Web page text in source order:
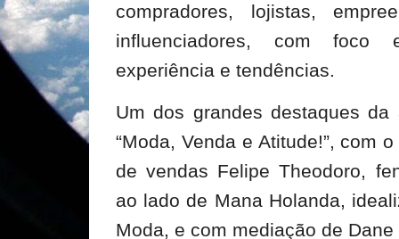
compradores, lojistas,
influenciadores, com foco
experiência e tendências.
Um dos grandes destaques
“Moda, Venda e Atitude!”, com
de vendas Felipe Theodoro,
ao lado de Mana Holanda,
Moda, e com mediação de Dane